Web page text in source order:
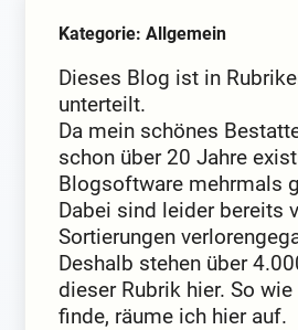
Kategorie: Allgemein
Dieses Blog ist in
unterteilt.
Da mein schönes
schon über 20 Jahre
Blogsoftware mehrmals
Dabei sind leider bereits
Sortierungen
Deshalb stehen über
dieser Rubrik hier. So
finde, räume ich hier auf.